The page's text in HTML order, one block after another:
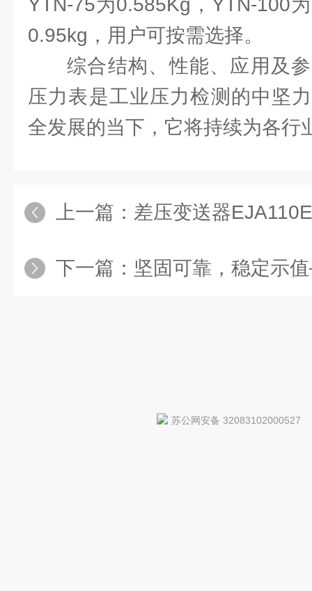
YTN-75为0.585Kg，YTN-100
0.95kg，用户可按需选择。
综合结构、性能、应用及
压力表是工业压力检测的中坚
全发展的当下，它将持续为各行
上一篇： 差压变送器EJA110E为工
下一篇： 坚固可靠，稳定示值
苏公网安备 32083102000527